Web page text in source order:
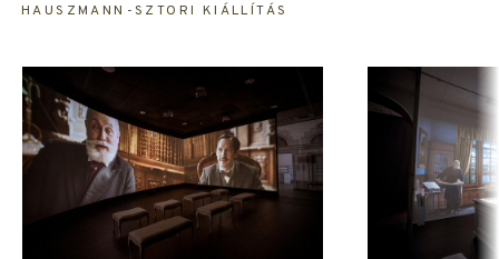
HAUSZMANN-SZTORI KIÁLLÍTÁS